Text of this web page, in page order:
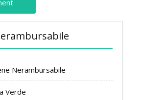
Nerambursabile
Verde